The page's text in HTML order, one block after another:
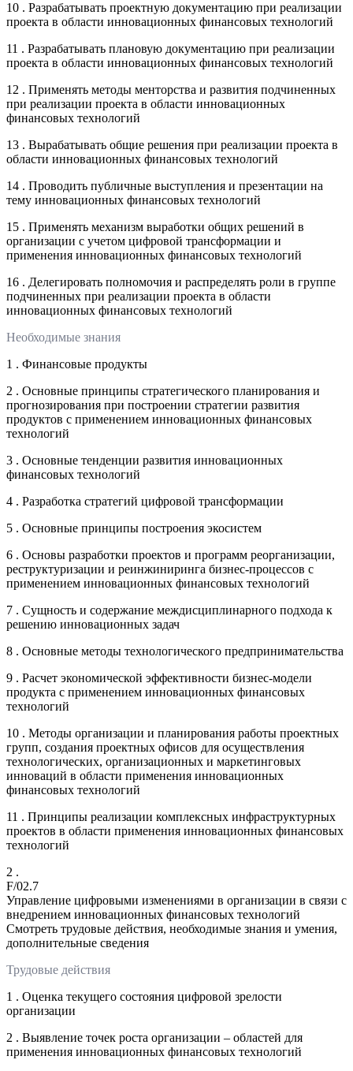
10 . Разрабатывать проектную документацию при реализации
проекта в области инновационных финансовых технологий
11 . Разрабатывать плановую документацию при реализации
проекта в области инновационных финансовых технологий
12 . Применять методы менторства и развития подчиненных
при реализации проекта в области инновационных
финансовых технологий
13 . Вырабатывать общие решения при реализации проекта в
области инновационных финансовых технологий
14 . Проводить публичные выступления и презентации на
тему инновационных финансовых технологий
15 . Применять механизм выработки общих решений в
организации с учетом цифровой трансформации и
применения инновационных финансовых технологий
16 . Делегировать полномочия и распределять роли в группе
подчиненных при реализации проекта в области
инновационных финансовых технологий
Необходимые знания
1 . Финансовые продукты
2 . Основные принципы стратегического планирования и
прогнозирования при построении стратегии развития
продуктов с применением инновационных финансовых
технологий
3 . Основные тенденции развития инновационных
финансовых технологий
4 . Разработка стратегий цифровой трансформации
5 . Основные принципы построения экосистем
6 . Основы разработки проектов и программ реорганизации,
реструктуризации и реинжиниринга бизнес-процессов с
применением инновационных финансовых технологий
7 . Сущность и содержание междисциплинарного подхода к
решению инновационных задач
8 . Основные методы технологического предпринимательства
9 . Расчет экономической эффективности бизнес-модели
продукта с применением инновационных финансовых
технологий
10 . Методы организации и планирования работы проектных
групп, создания проектных офисов для осуществления
технологических, организационных и маркетинговых
инноваций в области применения инновационных
финансовых технологий
11 . Принципы реализации комплексных инфраструктурных
проектов в области применения инновационных финансовых
технологий
2 .
F/02.7
Управление цифровыми изменениями в организации в связи с
внедрением инновационных финансовых технологий
Смотреть трудовые действия, необходимые знания и умения,
дополнительные сведения
Трудовые действия
1 . Оценка текущего состояния цифровой зрелости
организации
2 . Выявление точек роста организации – областей для
применения инновационных финансовых технологий